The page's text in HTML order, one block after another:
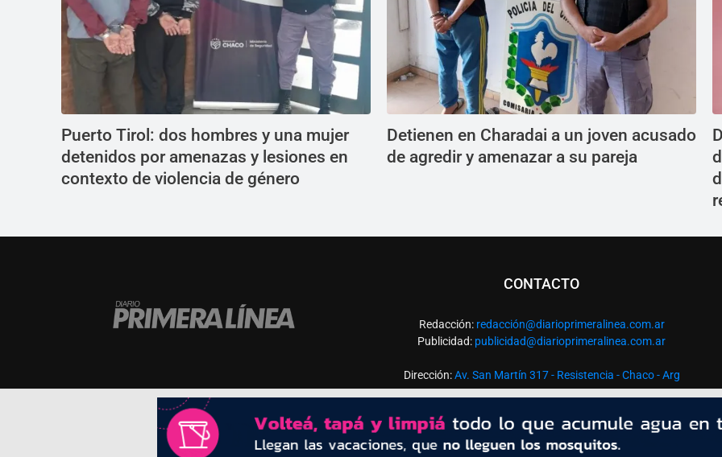
Puerto Tirol: dos hombres y una mujer
detenidos por amenazas y lesiones en
contexto de violencia de género
Detienen en Charadai a un joven acusado
de agredir y amenazar a su pareja
CONTACTO
Redacción: redacción@diarioprimeralinea.com.ar
Publicidad: publicidad@diarioprimeralinea.com.ar
Dirección:Av. San Martín 317 - Resistencia - Chaco - Arg